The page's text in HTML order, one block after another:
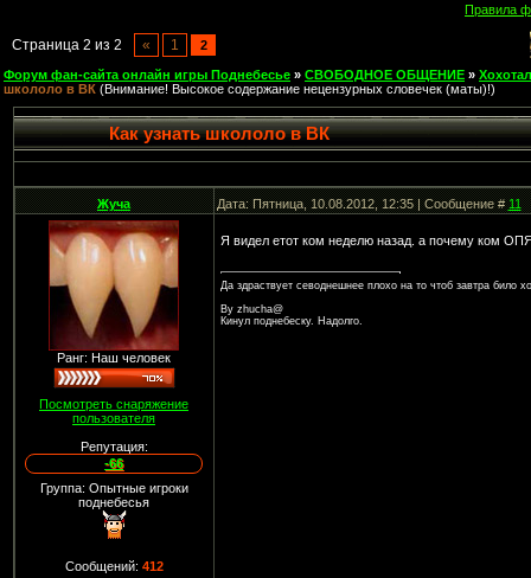
Правила
Страница 2 из 2 « 1 2
Форум фан-сайта онлайн игры Поднебесье » СВОБОДНОЕ ОБЩЕНИЕ »
школоло в ВК (Внимание! Высокое содержание нецензурных словечек (маты)!)
Как узнать школоло в ВК
Жуча Дата: Пятница, 10.08.2012, 12:35 | Сообщение #11
Ранг: Наш человек
Посмотреть снаряжение
пользователя
Репутация:
-66
Группа: Опытные игроки
поднебесья
Сообщений: 412
Я видел етот ком неделю назад. а почему ком
Да здраствует севоднешнее плохо на то чтоб завтра било
By zhucha@
Кинул поднебеску. Надолго.